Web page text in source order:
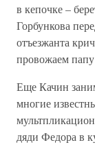
в кепочке –
Горбункова
отъезжанта
провожаем
Еще Качин
многие
дяди Федора в